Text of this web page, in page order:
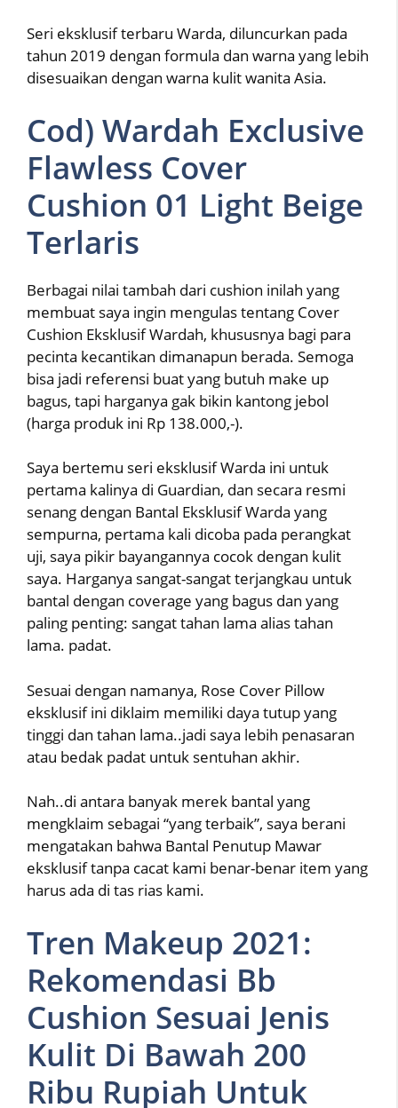
Seri eksklusif terbaru Warda, diluncurkan pada
tahun 2019 dengan formula dan warna yang lebih
disesuaikan dengan warna kulit wanita Asia.
Cod) Wardah Exclusive
Flawless Cover
Cushion 01 Light Beige
Terlaris
Berbagai nilai tambah dari cushion inilah yang
membuat saya ingin mengulas tentang Cover
Cushion Eksklusif Wardah, khususnya bagi para
pecinta kecantikan dimanapun berada. Semoga
bisa jadi referensi buat yang butuh make up
bagus, tapi harganya gak bikin kantong jebol
(harga produk ini Rp 138.000,-).
Saya bertemu seri eksklusif Warda ini untuk
pertama kalinya di Guardian, dan secara resmi
senang dengan Bantal Eksklusif Warda yang
sempurna, pertama kali dicoba pada perangkat
uji, saya pikir bayangannya cocok dengan kulit
saya. Harganya sangat-sangat terjangkau untuk
bantal dengan coverage yang bagus dan yang
paling penting: sangat tahan lama alias tahan
lama. padat.
Sesuai dengan namanya, Rose Cover Pillow
eksklusif ini diklaim memiliki daya tutup yang
tinggi dan tahan lama..jadi saya lebih penasaran
atau bedak padat untuk sentuhan akhir.
Nah..di antara banyak merek bantal yang
mengklaim sebagai “yang terbaik”, saya berani
mengatakan bahwa Bantal Penutup Mawar
eksklusif tanpa cacat kami benar-benar item yang
harus ada di tas rias kami.
Tren Makeup 2021:
Rekomendasi Bb
Cushion Sesuai Jenis
Kulit Di Bawah 200
Ribu Rupiah Untuk